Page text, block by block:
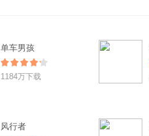
单车男孩
1184万下载
风行者